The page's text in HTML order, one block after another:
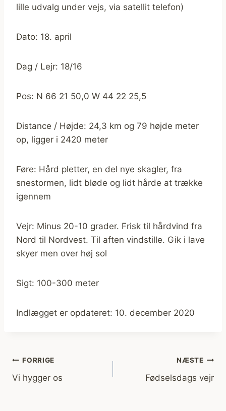
lille udvalg under vejs, via satellit telefon)
Dato: 18. april
Dag / Lejr: 18/16
Pos: N 66 21 50,0 W 44 22 25,5
Distance / Højde: 24,3 km og 79 højde meter
op, ligger i 2420 meter
Føre: Hård pletter, en del nye skagler, fra
snestormen, lidt bløde og lidt hårde at trække
igennem
Vejr: Minus 20-10 grader. Frisk til hårdvind fra
Nord til Nordvest. Til aften vindstille. Gik i lave
skyer men over høj sol
Sigt: 100-300 meter
Indlægget er opdateret: 10. december 2020
Indlægsnavigation
FORRIGE
Vi hygger os
NÆSTE
Fødselsdags vejr